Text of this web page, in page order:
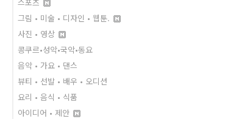
그림 • 미술 • 디자인 • 웹툰.
사진 • 영상
콩쿠르•성악•국악•동요
음악 • 가요 • 댄스
뷰티 • 선발 • 배우 • 오디션
요리 • 음식 • 식품
아이디어 • 제안